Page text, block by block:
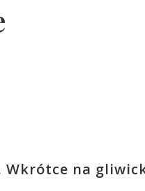
na